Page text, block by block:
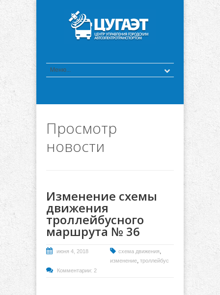
Просмотр
новости
Изменение схемы
движения
троллейбусного
маршрута № 36
июня 4, 2018 схема движения,
изменение, троллейбус
Комментарии: 2